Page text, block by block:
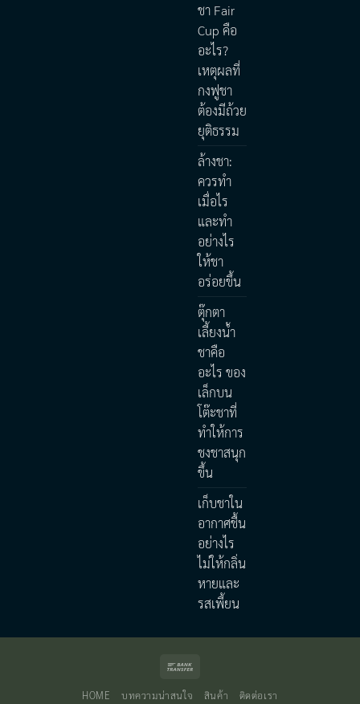
ชา Fair
Cup คือ
อะไร?
เหตุผลที่
กงฟูชา
ต้องมีถ้วย
ยุติธรรม
ล้างชา:
ควรทำ
เมื่อไร
และทำ
อย่างไร
ให้ชา
อร่อยขึ้น
ตุ๊กตา
เลี้ยงน้ำ
ชาคือ
อะไร ของ
เล็กบน
โต๊ะชาที่
ทำให้การ
ชงชาสนุก
ขึ้น
เก็บชาใน
อากาศชื้น
อย่างไร
ไม่ให้กลิ่น
หายและ
รสเพี้ยน
HOME บทความน่าสนใจ สินค้า ติดต่อเรา